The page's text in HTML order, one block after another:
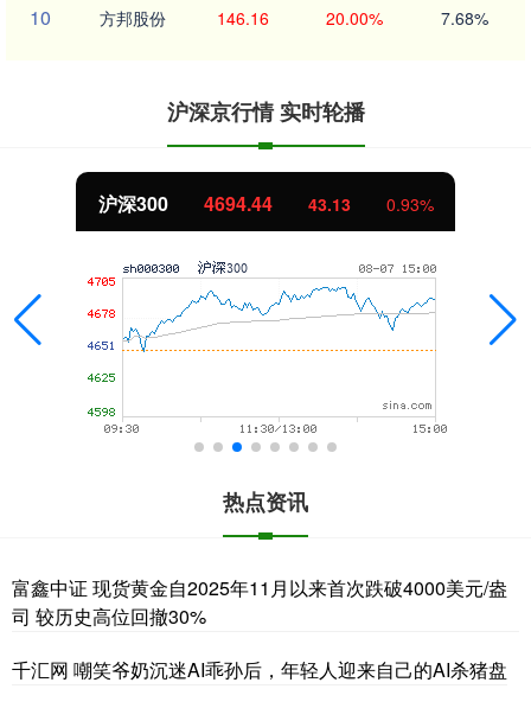
10 方邦股份 146.16 20.00% 7.68%
沪深京行情 实时轮播
沪深300 4694.44 43.13 0.93%
热点资讯
富鑫中证 现货黄金自2025年11月以来首次跌破4000美元/盎
司 较历史高位回撤30%
千汇网 嘲笑爷奶沉迷AI乖孙后，年轻人迎来自己的AI杀猪盘